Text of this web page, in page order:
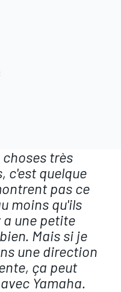
très
c'est quelque
pas ce
moins qu'ils
a une petite
Mais si je
une direction
ça peut
Yamaha.